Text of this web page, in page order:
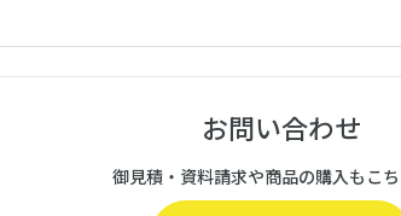
お問い合わせ
御見積・資料請求や商品の購入もこ